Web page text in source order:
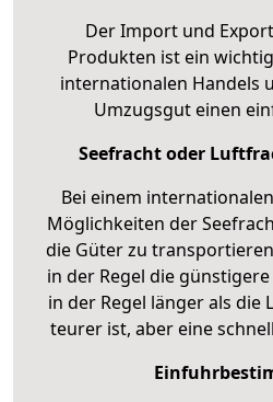
Der Import und
Produkten ist ein
internationalen Handels
Umzugsgut einen
Seefracht oder
Bei einem
Möglichkeiten der
die Güter zu
in der Regel die
in der Regel länger als die
teurer ist, aber eine